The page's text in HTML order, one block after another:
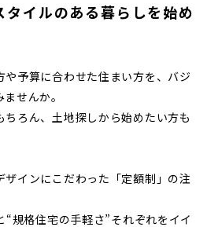
イルのある暮らしを始め
や予算に合わせた住まい方を、バジ
せんか。
ろん、土地探しから始めたい方も
インにこだわった「定額制」の注
規格住宅の手軽さ”それぞれをイイ